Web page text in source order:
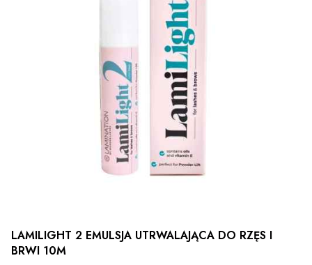
LAMILIGHT 2 EMULSJA UTRWALAJĄCA DO RZĘS I
BRWI 10M